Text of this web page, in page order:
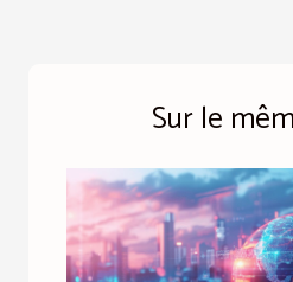
Sur le